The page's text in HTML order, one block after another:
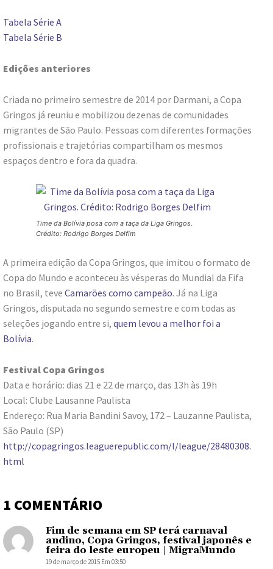
Tabela Série A
Tabela Série B
Edições anteriores
Criada no primeiro semestre de 2014 por Darmani, a Copa
Gringos já reuniu e mobilizou dezenas de comunidades
migrantes de São Paulo. Pessoas com diferentes formações
profissionais e trajetórias compartilham os mesmos
espaços dentro e fora da quadra.
Time da Bolívia posa com a taça da Liga Gringos.
Crédito: Rodrigo Borges Delfim
A primeira edição da Copa Gringos, que imitou o formato de
Copa do Mundo e aconteceu às vésperas do Mundial da Fifa
no Brasil, teve Camarões como campeão. Já na Liga
Gringos, disputada no segundo semestre e com todas as
seleções jogando entre si, quem levou a melhor foi a
Bolívia.
Festival Copa Gringos
Data e horário: dias 21 e 22 de março, das 13h às 19h
Local: Clube Lausanne Paulista
Endereço: Rua Maria Bandini Savoy, 172 – Lauzanne Paulista,
São Paulo (SP)
http://copagringos.leaguerepublic.com/l/league/28480308.
html
1 COMENTÁRIO
Fim de semana em SP terá carnaval
andino, Copa Gringos, festival japonês e
feira do leste europeu | MigraMundo
19 de março de 2015 Em 03:50